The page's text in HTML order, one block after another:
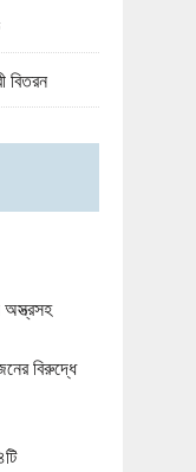
বিতরন
অস্ত্রসহ
বিরুদ্ধে